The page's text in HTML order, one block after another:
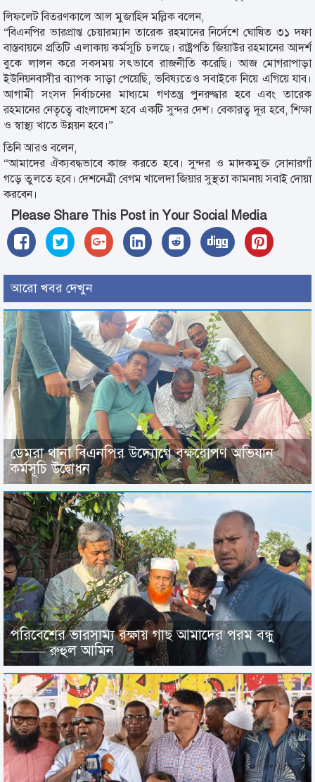
লিফলেট বিতরণকালে আল মুজাহিদ মল্লিক বলেন,
“বিএনপির ভারপ্রাপ্ত চেয়ারম্যান তারেক রহমানের নির্দেশে ঘোষিত ৩১ দফা
বাস্তবায়নে প্রতিটি এলাকায় কর্মসূচি চলছে। রাষ্ট্রপতি জিয়াউর রহমানের আদর্শ
বুকে লালন করে সবসময় সৎভাবে রাজনীতি করেছি। আজ মোগরাপাড়া
ইউনিয়নবাসীর ব্যাপক সাড়া পেয়েছি, ভবিষ্যতেও সবাইকে নিয়ে এগিয়ে যাব।
আগামী সংসদ নির্বাচনের মাধ্যমে গণতন্ত্র পুনরুদ্ধার হবে এবং তারেক
রহমানের নেতৃত্বে বাংলাদেশ হবে একটি সুন্দর দেশ। বেকারত্ব দূর হবে, শিক্ষা
ও স্বাস্থ্য খাতে উন্নয়ন হবে।”
তিনি আরও বলেন,
“আমাদের ঐক্যবদ্ধভাবে কাজ করতে হবে। সুন্দর ও মাদকমুক্ত সোনারগাঁ
গড়ে তুলতে হবে। দেশনেত্রী বেগম খালেদা জিয়ার সুস্থতা কামনায় সবাই দোয়া
করবেন।
Please Share This Post in Your Social Media
আরো খবর দেখুন
ডেমরা থানা বিএনপির উদ্যোগে বৃক্ষরোপণ অভিযান
কর্মসূচি উদ্বোধন
পরিবেশের ভারসাম্য রক্ষায় গাছ আমাদের পরম বন্ধু
——– রুহুল আমিন